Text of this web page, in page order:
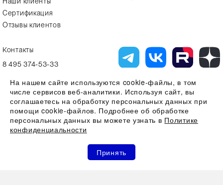
Избранное Сравнение
Сертификация
Отзывы клиентов
Контакты
8 495 374-53-33
Вся представленная на сайте информация, касающаяся технических
характеристик, наличия на складе, стоимости товаров, носит
информационный характер и ни при каких условиях не является
публичной офертой, определяемой положениями Статьи 437(2)
Гражданского кодекса РФ
Все права защищены 2026 © ООО "Компания Альфа-Лаб" ИНН
7731644966 | ОГРН 1107746123121
На нашем сайте используются cookie-файлы, в том
числе сервисов веб-аналитики. Используя сайт, вы
соглашаетесь на обработку персональных данных при
помощи cookie-файлов. Подробнее об обработке
персональных данных вы можете узнать в Политике
конфиденциальности
Принять